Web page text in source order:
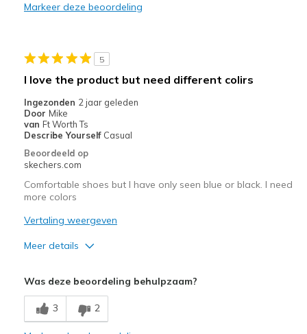
Markeer deze beoordeling
5
I love the product but need different colirs
Ingezonden 2 jaar geleden
Door Mike
van Ft Worth Ts
Describe Yourself Casual
Beoordeeld op
skechers.com
Comfortable shoes but I have only seen blue or black. I need
more colors
Vertaling weergeven
Meer details
Minpunten
Was deze beoordeling behulpzaam?
3 2